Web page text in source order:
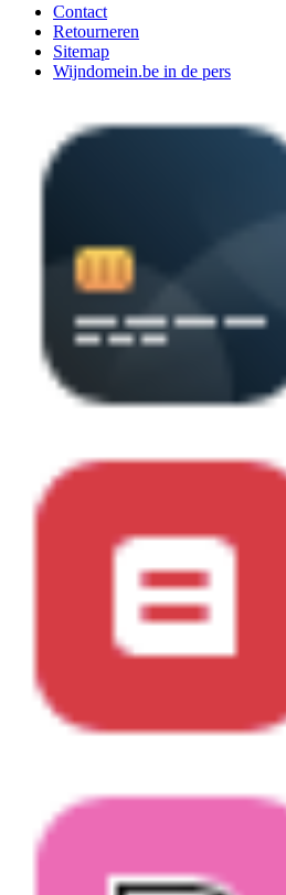
Contact
Retourneren
Sitemap
Wijndomein.be in de pers